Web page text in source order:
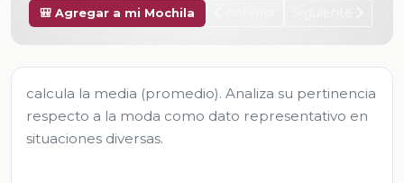
🎒 Agregar a mi Mochila
calcula la media (promedio). Analiza su pertinencia
respecto a la moda como dato representativo en
situaciones diversas.